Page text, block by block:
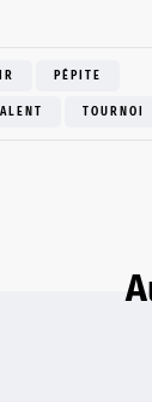
PÉPITE
TOURNOI